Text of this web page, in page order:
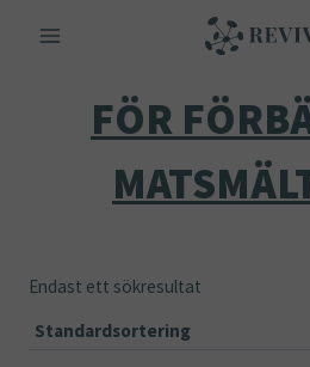
FÖR
Endast ett sökresultat